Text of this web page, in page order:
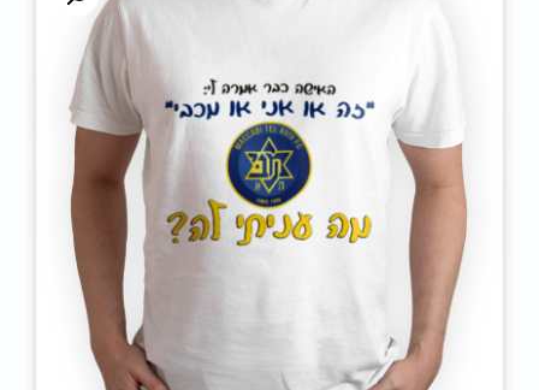
סט בלונים לניפוח עצמי - BRIDE
TO BE
24.90 ₪
+
ADD